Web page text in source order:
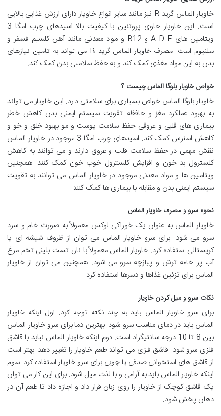
خاویار الماس گرید B نیز مانند سایر انواع خاویار دارای ارزش غذایی بالایی
است. این خاویار حاوی پروتئین با کیفیت بالا اسیدهای چرب امگا 3
ویتامین های A D E و B12 و مواد معدنی مانند آهن کلسیم فسفر و
سلنیوم است. مصرف خاویار الماس گرید B می تواند به تامین نیازهای
بدن به این مواد مغذی کمک کند و به حفظ سلامتی بدن کمک کند.
خواص خاویار بلوگا الماس چیست ؟
خاویار بلوگا الماس خواص بسیاری برای سلامتی دارد. این خاویار می تواند
به بهبود عملکرد مغز و حافظه تقویت سیستم ایمنی بدن کاهش خطر
بیماری های قلبی و عروقی حفظ سلامت پوست و مو بهبود خلق و خو و
کاهش استرس کمک کند. اسیدهای چرب امگا 3 موجود در خاویار الماس
نقش مهمی در حفظ سلامت قلب و عروق دارند و می توانند به کاهش
کلسترول بد خون و افزایش کلسترول خوب خون کمک کنند. همچنین
ویتامین ها و مواد معدنی موجود در خاویار الماس می توانند به تقویت
سیستم ایمنی بدن و مقابله با بیماری ها کمک کنند.
نحوه سرو و مصرف خاویار الماس
خاویار الماس به عنوان یک خوراکی لوکس معمولاً به صورت خام و سرد
سرو می شود. برای سرو خاویار الماس می توان از ظروف شیشه ای یا
کریستالی استفاده کرد. خاویار الماس معمولاً با نان تست بلینی تخم مرغ
آب پز خامه ترش و پیازچه سرو می شود. همچنین می توان از خاویار
الماس برای تزئین غذاها و دسرها استفاده کرد.
نکات سرو و میل کردن خاویار
برای سرو خاویار الماس باید به چند نکته توجه کرد. اول اینکه خاویار
الماس باید در دمای مناسب سرو شود. بهترین دما برای سرو خاویار الماس
بین 8 تا 10 درجه سانتیگراد است. دوم اینکه خاویار الماس نباید با قاشق
فلزی سرو شود. قاشق فلزی می تواند طعم خاویار را تغییر دهد. بهتر است
از قاشق های استخوانی صدفی یا چوبی برای سرو خاویار استفاده کرد. سوم
اینکه خاویار الماس باید به آرامی و با لذت میل شود. برای این کار می توان
یک قاشق کوچک از خاویار را روی زبان قرار داد و اجازه داد تا طعم آن در
دهان پخش شود.